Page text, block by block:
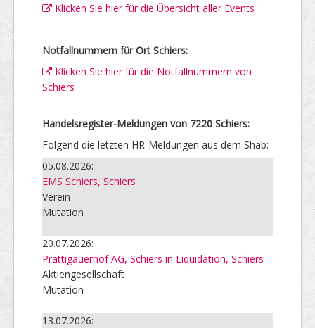
Klicken Sie hier für die Übersicht aller Events
Notfallnummern für Ort Schiers:
Klicken Sie hier für die Notfallnummern von
Schiers
Handelsregister-Meldungen von 7220 Schiers:
Folgend die letzten HR-Meldungen aus dem Shab:
05.08.2026:
EMS Schiers, Schiers
Verein
Mutation
20.07.2026:
Prättigauerhof AG, Schiers in Liquidation, Schiers
Aktiengesellschaft
Mutation
13.07.2026: